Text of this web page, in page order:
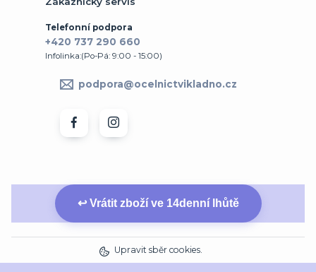
Telefonní podpora
+420 737 290 660
Infolinka:(Po-Pá: 9:00 - 15:00)
podpora@ocelnictvikladno.cz
↩ Vrátit zboží ve 14denní lhůtě
Upravit sběr cookies.